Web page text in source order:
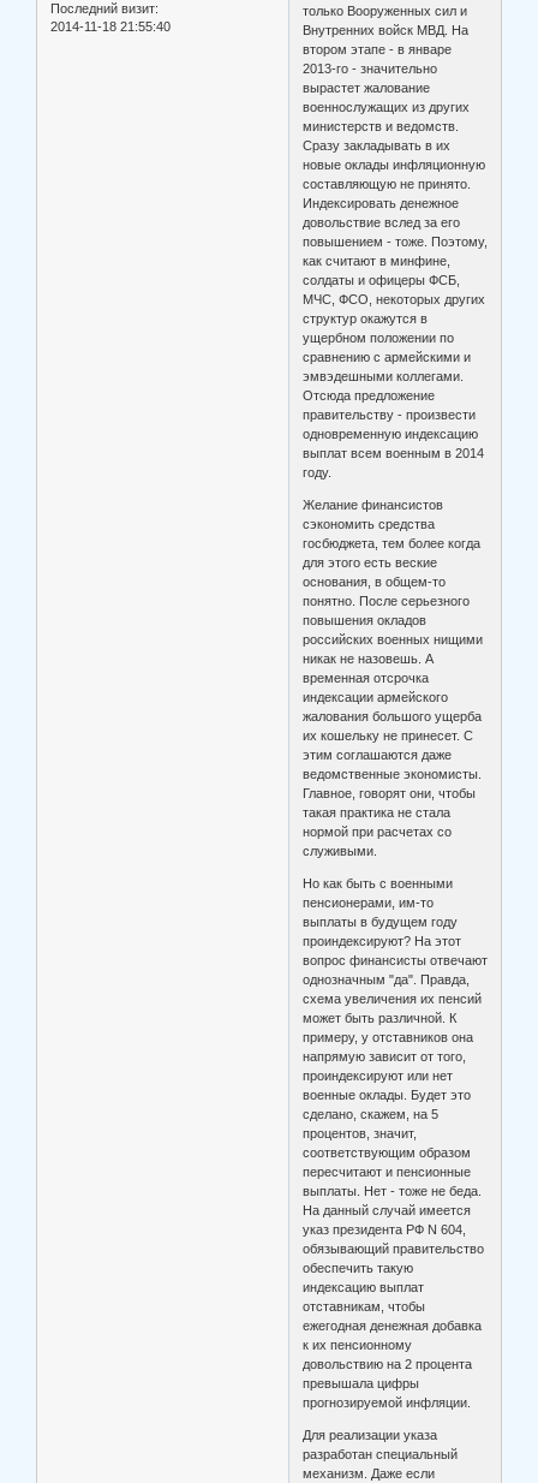
Последний визит:
2014-11-18 21:55:40
только Вооруженных сил и
Внутренних войск МВД. На
втором этапе - в январе
2013-го - значительно
вырастет жалование
военнослужащих из других
министерств и ведомств.
Сразу закладывать в их
новые оклады инфляционную
составляющую не принято.
Индексировать денежное
довольствие вслед за его
повышением - тоже. Поэтому,
как считают в минфине,
солдаты и офицеры ФСБ,
МЧС, ФСО, некоторых других
структур окажутся в
ущербном положении по
сравнению с армейскими и
эмвэдешными коллегами.
Отсюда предложение
правительству - произвести
одновременную индексацию
выплат всем военным в 2014
году.
Желание финансистов
сэкономить средства
госбюджета, тем более когда
для этого есть веские
основания, в общем-то
понятно. После серьезного
повышения окладов
российских военных нищими
никак не назовешь. А
временная отсрочка
индексации армейского
жалования большого ущерба
их кошельку не принесет. С
этим соглашаются даже
ведомственные экономисты.
Главное, говорят они, чтобы
такая практика не стала
нормой при расчетах со
служивыми.
Но как быть с военными
пенсионерами, им-то
выплаты в будущем году
проиндексируют? На этот
вопрос финансисты отвечают
однозначным "да". Правда,
схема увеличения их пенсий
может быть различной. К
примеру, у отставников она
напрямую зависит от того,
проиндексируют или нет
военные оклады. Будет это
сделано, скажем, на 5
процентов, значит,
соответствующим образом
пересчитают и пенсионные
выплаты. Нет - тоже не беда.
На данный случай имеется
указ президента РФ N 604,
обязывающий правительство
обеспечить такую
индексацию выплат
отставникам, чтобы
ежегодная денежная добавка
к их пенсионному
довольствию на 2 процента
превышала цифры
прогнозируемой инфляции.
Для реализации указа
разработан специальный
механизм. Даже если